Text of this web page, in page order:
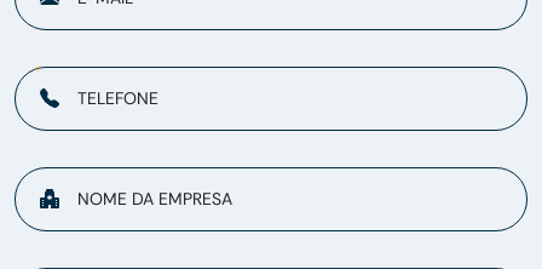
TELEFONE
NOME DA EMPRESA